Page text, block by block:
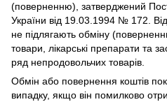
(поверненню), затверджений
України від 19.03.1994 № 172.
не підлягають обміну
товари, лікарські препарати та
ряд непродовольчих товарів.
Обмін або повернення коштів
випадку, якщо він помилково